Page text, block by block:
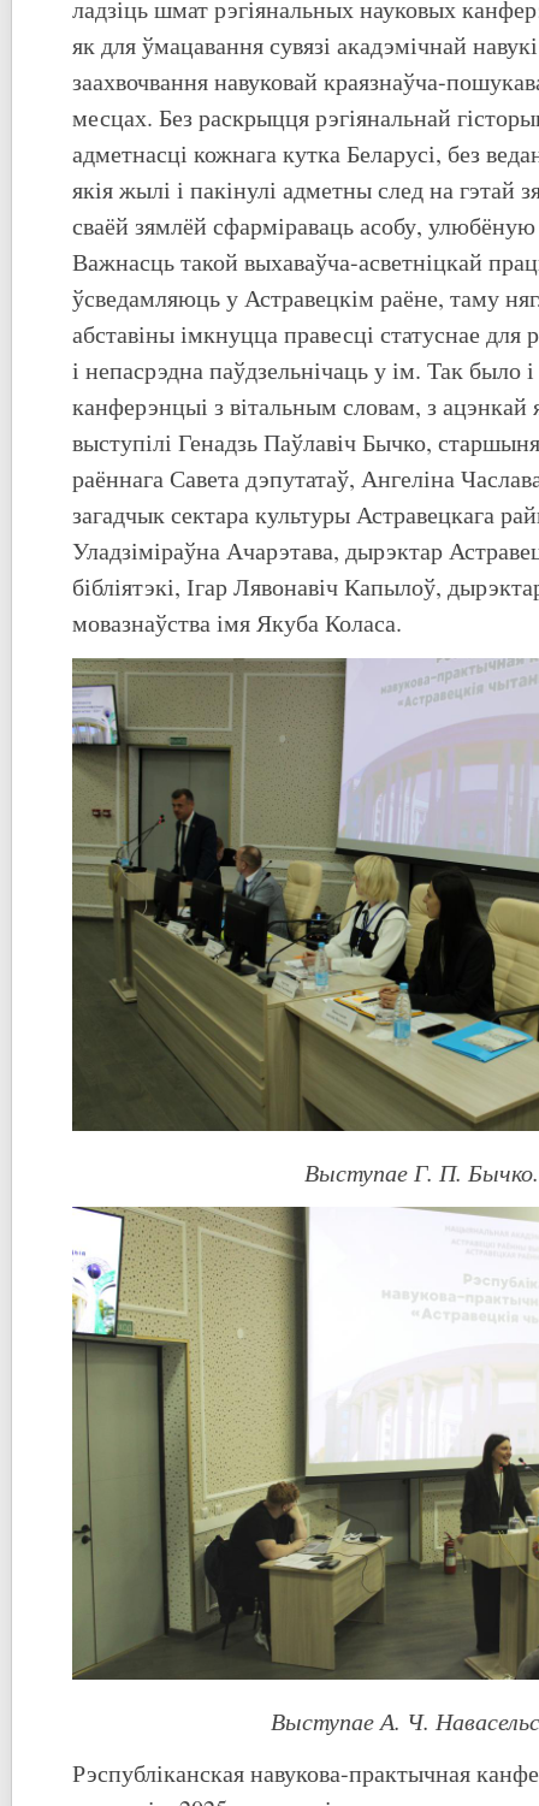
ладзіць шмат рэгіянальных науковых
як для ўмацавання сувязі акадэмічнай
заахвочвання навуковай краязнаўча-
месцах. Без раскрыцця рэгіянальнай
адметнасці кожнага кутка Беларусі, без
якія жылі і пакінулі адметны след на гэтай
сваёй зямлёй сфарміраваць асобу,
Важнасць такой выхаваўча-асветніцкай
ўсведамляюць у Астравецкім раёне, таму
абставіны імкнуцца правесці статуснае для
і непасрэдна паўдзельнічаць у ім. Так было
канферэнцыі з вітальным словам, з ацэнкай
выступілі Генадзь Паўлавіч Бычко,
раённага Савета дэпутатаў, Ангеліна
загадчык сектара культуры Астравецкага
Уладзіміраўна Ачарэтава, дырэктар
бібліятэкі, Ігар Лявонавіч Капылоў,
мовазнаўства імя Якуба Коласа.
Выступае Г. П. Бычко.
Выступае А. Ч.
Рэспубліканская навукова-практычная